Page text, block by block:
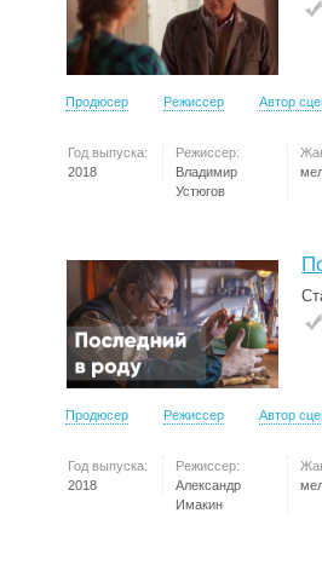
Продюсер Режиссер Автор
Год выпуска:
2018
Режиссер:
Владимир
Устюгов
Продюсер Режиссер Автор
Год выпуска:
2018
Режиссер:
Александр
Имакин